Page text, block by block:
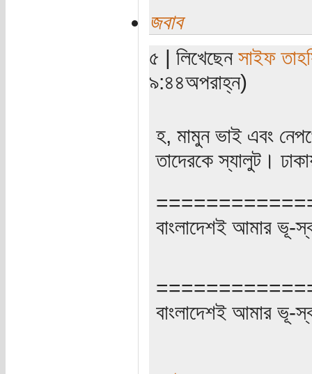
জবাব
৫ | লিখেছেন সাইফ
৯:৪৪অপরাহ্ন)
হ, মামুন ভাই এবং
তাদেরকে স্যালুট।
বাংলাদেশই আমার ভূ-
বাংলাদেশই আমার ভূ-